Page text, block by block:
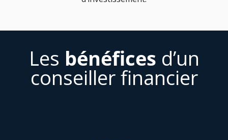
Les bénéfices d’un
conseiller financier